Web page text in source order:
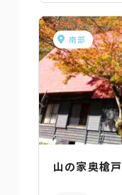
南部
山の家奥槍戸